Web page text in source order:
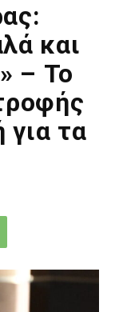
και
– Το
για τα